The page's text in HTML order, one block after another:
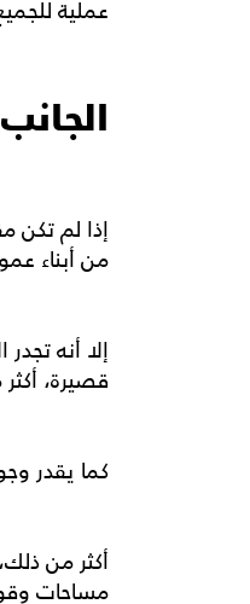
عملية
إذا لم تكن
من أبناء
إلا أنه
قصيرة،
كما يقدر وجود حوالي 700 محطة شحن لسيارات الهايبرد في
أكثر من
مساحات